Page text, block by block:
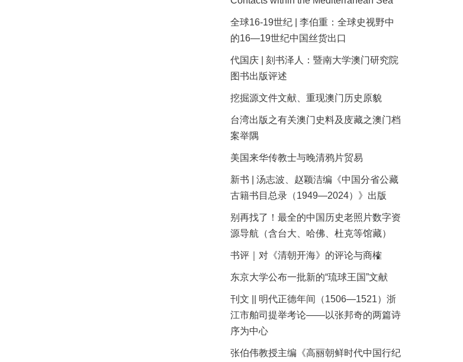
全球16-19世纪 | 李伯重：全球史视野中
的16—19世纪中国丝货出口
代国庆 | 刻书泽人：暨南大学澳门研究院
图书出版评述
挖掘源文件文献、重现澳门历史原貌
台湾出版之有关澳门史料及庋藏之澳门档
案举隅
美国来华传教士与晚清鸦片贸易
新书 | 汤志波、赵颖洁编《中国分省公藏
古籍书目总录（1949—2024）》出版
别再找了！最全的中国历史老照片数字资
源导航（含台大、哈佛、杜克等馆藏）
书评｜对《清朝开海》的评论与商榷
东京大学公布一批新的“琉球王国”文献
刊文 || 明代正德年间（1506—1521）浙
江市舶司提举考论——以张邦奇的两篇诗
序为中心
张伯伟教授主编《高丽朝鲜时代中国行纪